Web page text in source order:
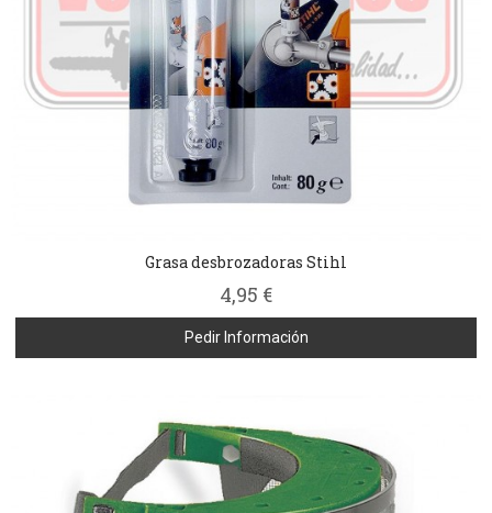
Grasa desbrozadoras Stihl
4,95 €
Pedir Información